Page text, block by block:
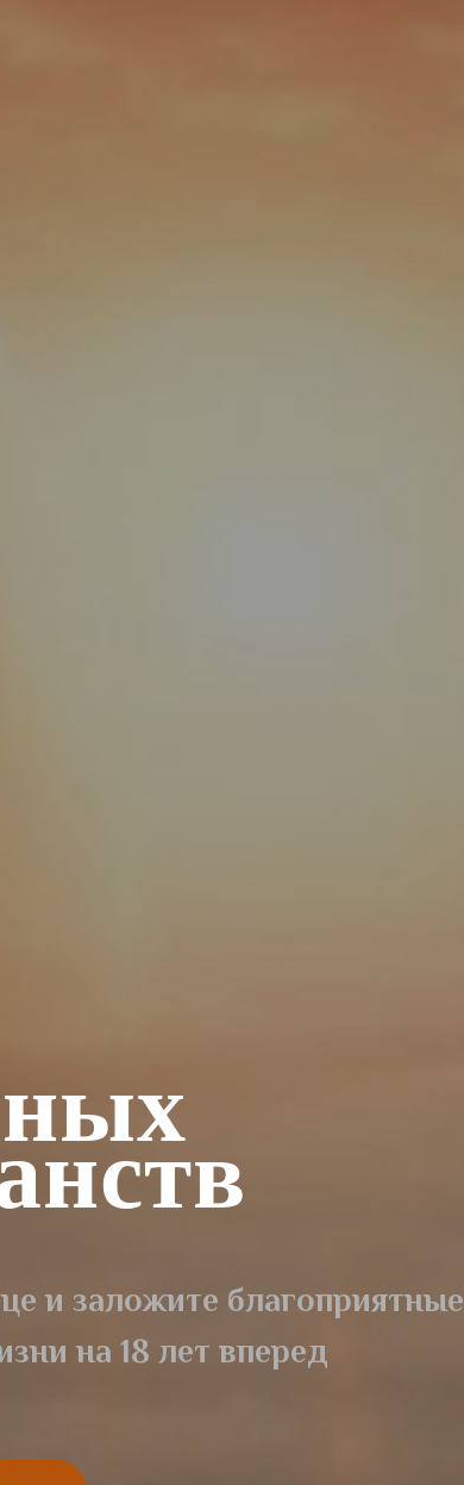
и заложите благоприятные
на 18 лет вперед